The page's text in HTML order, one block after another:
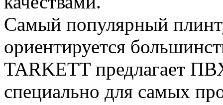
Самый популярный
ориентируется
TARKETT предлагает
специально для самых